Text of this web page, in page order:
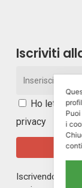
Iscriviti alla
Ho letto e
privacy
Iscrivendoti alla
i